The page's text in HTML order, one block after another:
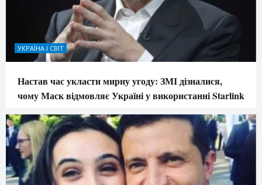
УКРАЇНА І СВІТ
Настав час укласти мирну угоду: ЗМІ дізналися,
чому Маск відмовляє Україні у використанні Starlink